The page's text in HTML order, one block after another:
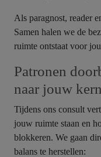
Als paragnost, reader
Samen halen we de
ruimte ontstaat voor
Patronen
naar jouw kern
Tijdens ons consult
jouw ruimte staan en
blokkeren. We gaan
balans te herstellen: